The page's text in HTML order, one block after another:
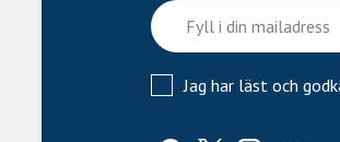
Jag har läst och